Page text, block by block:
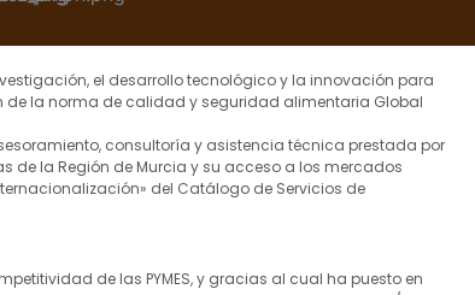
investigación, el desarrollo tecnológico y la innovación para
la norma de calidad y seguridad alimentaria Global
consultoría y asistencia técnica prestada por
de la Región de Murcia y su acceso a los mercados
del Catálogo de Servicios de
de las PYMES, y gracias al cual ha puesto en